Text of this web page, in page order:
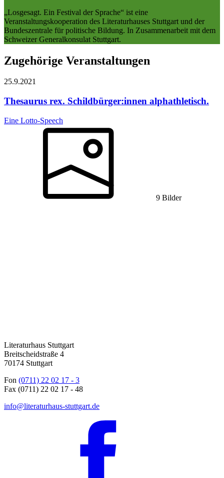
„Losgesagt. Ein Festival der Sprache“ ist eine
Veranstaltungskooperation des Literaturhauses Stuttgart und der
Bundeszentrale für politische Bildung. In Zusammenarbeit mit dem
Schweizer Generalkonsulat Stuttgart.
Zugehörige Veranstaltungen
25.9.2021
Thesaurus rex. Schildbürger:innen alphathletisch.
Eine Lotto-Speech
9 Bilder
Literaturhaus Stuttgart
Breitscheidstraße 4
70174 Stuttgart
Fon (0711) 22 02 17 - 3
Fax (0711) 22 02 17 - 48
info@literaturhaus-stuttgart.de